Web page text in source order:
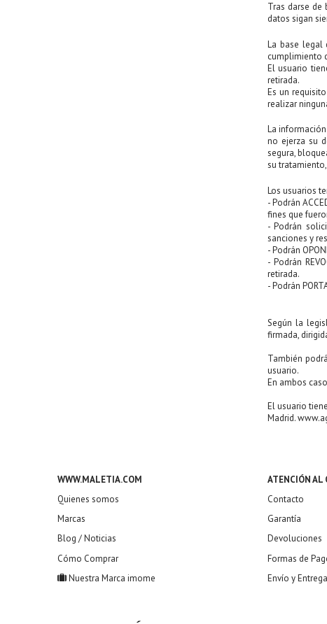
Tras darse
datos sigan
La base legal
cumplimiento
El usuario
retirada.
Es un
realizar
La
no ejerza su
segura,
su
Los usuarios
- Podrán
fines que
- Podrán
sanciones y
- Podrán
- Podrán
retirada.
- Podrán
Según la
firmada,
También
usuario.
En ambos
El usuario
Madrid.
WWW.MALETIA.COM
Quienes somos
Marcas
Blog / Noticias
Cómo Comprar
Nuestra Marca imome
ATENCIÓN AL
Contacto
Garantía
Devoluciones
Formas de
Envío y Entrega